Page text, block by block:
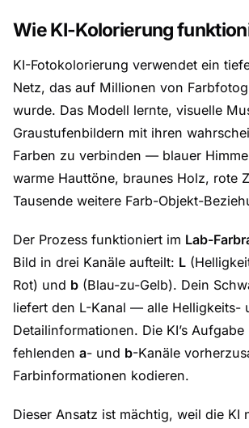
Wie KI-Kolorierung
KI-Fotokolorierung verwendet ein
Netz, das auf Millionen von
wurde. Das Modell lernte, visuelle
Graustufenbildern mit ihren
Farben zu verbinden — blauer
warme Hauttöne, braunes Holz, rote
Tausende weitere Farb-Objekt-
Der Prozess funktioniert im Lab-
Bild in drei Kanäle aufteilt: L
Rot) und b (Blau-zu-Gelb). Dein
liefert den L-Kanal — alle Helligkeits-
Detailinformationen. Die KI’s Aufgabe
fehlenden a- und b-Kanäle
Farbinformationen kodieren.
Dieser Ansatz ist mächtig, weil die KI